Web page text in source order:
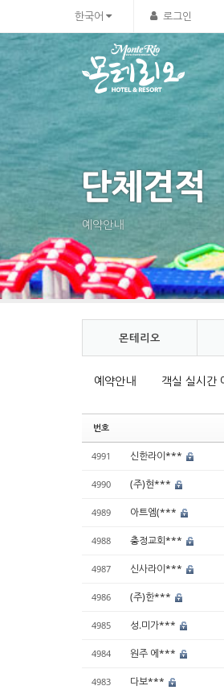
한국어 로그인
단체견적
예약안내
몬테리오
예약안내 객실 실시간
번호
4991 신한라이***
4990 (주)현***
4989 아트엠(***
4988 충정교회***
4987 신사라이***
4986 (주)한***
4985 성.미가***
4984 원주 에***
4983 다보***
Sketchbook5, 스케